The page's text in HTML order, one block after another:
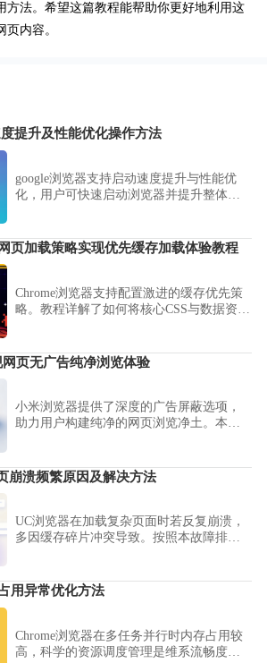
方法。希望这篇教程能帮助你更好地利用这
内容。
提升及性能优化操作方法
google浏览器支持启动速度提升与性能优
化，用户可快速启动浏览器并提升整体使
页加载策略实现优先缓存加载体验教程
Chrome浏览器支持配置激进的缓存优先策
略。教程详解了如何将核心CSS与数据资源
验。
页无广告纯净浏览体验
小米浏览器提供了深度的广告屏蔽选项，
助力用户构建纯净的网页浏览净土。本文
骚扰，享受宁静的阅读体验。
崩溃频繁原因及解决方法
UC浏览器在加载复杂页面时若反复崩溃，
多因缓存碎片冲突导致。按照本故障排除
困扰。
用异常优化方法
Chrome浏览器在多任务并行时内存占用较
高，科学的资源调度管理是维系流畅度的